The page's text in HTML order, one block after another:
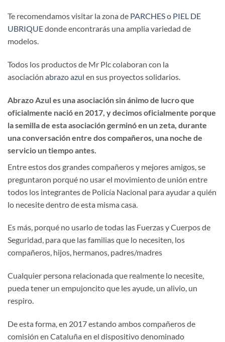
Te recomendamos visitar la zona de PARCHESo PIEL DE
UBRIQUEdonde encontrarás una amplia variedad de
modelos.
Todos los productos de Mr Plc colaboran con la
asociación abrazo azul en sus proyectos solidarios.
Abrazo Azul es una asociación sin ánimo de lucro que
oficialmente nació en 2017, y decimos oficialmente porque
la semilla de esta asociación germinó en un zeta, durante
una conversación entre dos compañeros, una noche de
servicio un tiempo antes.
Entre estos dos grandes compañeros y mejores amigos, se
preguntaron porqué no usar el movimiento de unión entre
todos los integrantes de Policía Nacional para ayudar a quién
lo necesite dentro de esta misma casa.
Es más, porqué no usarlo de todas las Fuerzas y Cuerpos de
Seguridad, para que las familias que lo necesiten, los
compañeros, hijos, hermanos, padres/madres
Cualquier persona relacionada que realmente lo necesite,
pueda tener un empujoncito que les ayude, un alivio, un
respiro.
De esta forma, en 2017 estando ambos compañeros de
comisión en Cataluña en el dispositivo denominado